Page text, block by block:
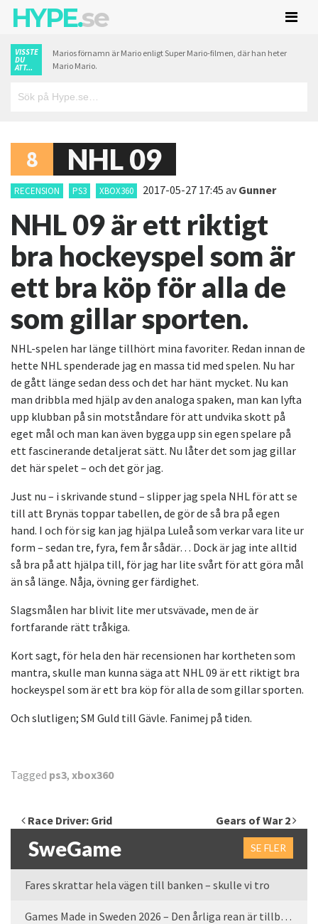
HYPE.se
VISSTE
DU
ATT...
Marios förnamn är Mario enligt Super Mario-filmen, där han heter
Mario Mario.
8 NHL 09
RECENSION PS3 XBOX360 2017-05-27 17:45 avGunner
NHL 09 är ett riktigt
bra hockeyspel som är
ett bra köp för alla de
som gillar sporten.
NHL-spelen har länge tillhört mina favoriter. Redan innan de
hette NHL spenderade jag en massa tid med spelen. Nu har
de gått länge sedan dess och det har hänt mycket. Nu kan
man dribbla med hjälp av den analoga spaken, man kan lyfta
upp klubban på sin motståndare för att undvika skott på
eget mål och man kan även bygga upp sin egen spelare på
ett fascinerande detaljerat sätt. Nu låter det som jag gillar
det här spelet – och det gör jag.
Just nu – i skrivande stund – slipper jag spela NHL för att se
till att Brynäs toppar tabellen, de gör de så bra på egen
hand. I och för sig kan jag hjälpa Luleå som verkar vara lite ur
form – sedan tre, fyra, fem år sådär… Dock är jag inte alltid
så bra på att hjälpa till, för jag har lite svårt för att göra mål
än så länge. Nåja, övning ger färdighet.
Slagsmålen har blivit lite mer utsvävade, men de är
fortfarande rätt tråkiga.
Kort sagt, för hela den här recensionen har kortheten som
mantra, skulle man kunna säga att NHL 09 är ett riktigt bra
hockeyspel som är ett bra köp för alla de som gillar sporten.
Och slutligen; SM Guld till Gävle. Fanimej på tiden.
Tagged ps3, xbox360
Inläggsnavigering
Race Driver: Grid Gears of War 2
SweGame SE FLER
Fares skrattar hela vägen till banken – skulle vi tro
Games Made in Sweden 2026 – Den årliga rean är tillbaka